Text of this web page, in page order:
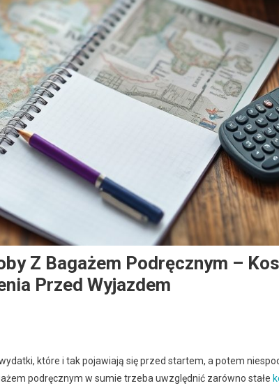
Z Bagażem Podręcznym –
Przed Wyjazdem
które i tak pojawiają się przed startem, a potem
podręcznym w sumie trzeba uwzględnić zarówno stałe